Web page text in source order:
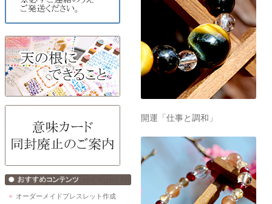
オーダーメイドブレスレット作成
開運「仕事と調和」